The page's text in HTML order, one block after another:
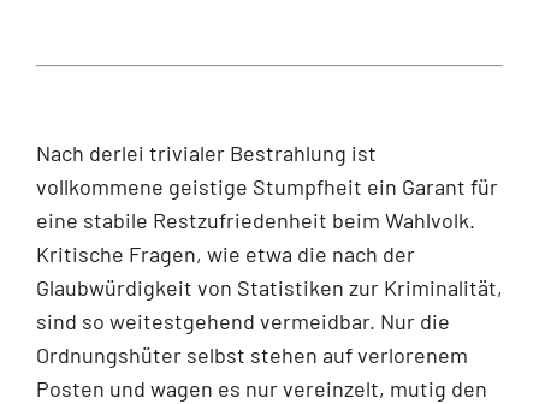
Nach derlei trivialer Bestrahlung ist
vollkommene geistige Stumpfheit ein Garant für
eine stabile Restzufriedenheit beim Wahlvolk.
Kritische Fragen, wie etwa die nach der
Glaubwürdigkeit von Statistiken zur Kriminalität,
sind so weitestgehend vermeidbar. Nur die
Ordnungshüter selbst stehen auf verlorenem
Posten und wagen es nur vereinzelt, mutig den